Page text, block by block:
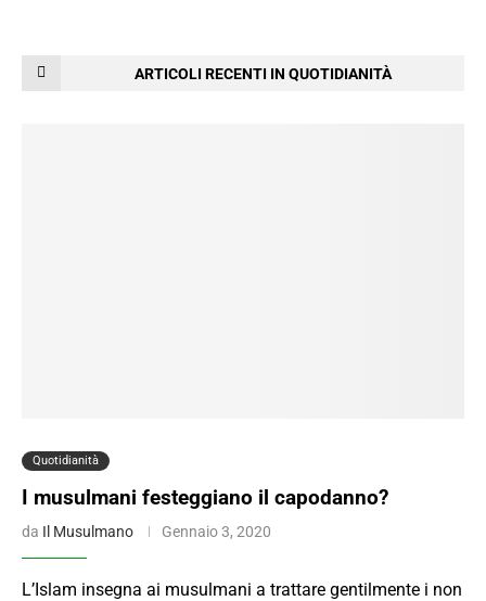
ARTICOLI RECENTI IN QUOTIDIANITÀ
Quotidianità
I musulmani festeggiano il capodanno?
da Il Musulmano Gennaio 3, 2020
L’Islam insegna ai musulmani a trattare gentilmente i non